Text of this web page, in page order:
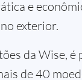
e
exterior.
da Wise, é
de 40